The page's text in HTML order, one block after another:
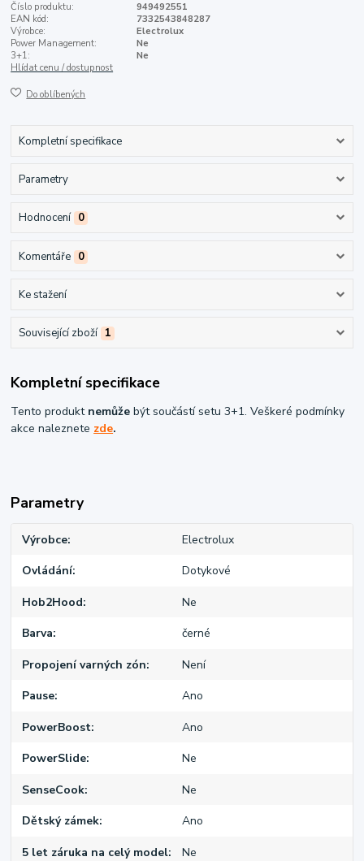
Číslo produktu:
949492551
EAN kód:
7332543848287
Výrobce:
Electrolux
Power Management:
Ne
3+1:
Ne
Hlídat cenu / dostupnost
Do oblíbených
Kompletní specifikace
Parametry
Hodnocení 0
Komentáře 0
Ke stažení
Související zboží 1
Kompletní specifikace
Tento produkt nemůže být součástí setu 3+1. Veškeré podmínky
akce naleznete zde.
Parametry
Výrobce Electrolux
Ovládání Dotykové
Hob2Hood Ne
Barva černé
Propojení varných zón Není
Pause Ano
PowerBoost Ano
PowerSlide Ne
SenseCook Ne
Dětský zámek Ano
5 let záruka na celý model Ne